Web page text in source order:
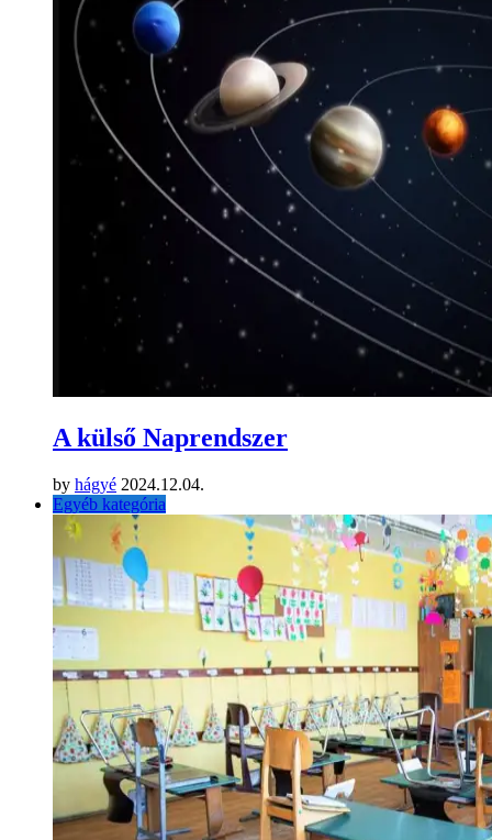
A külső Naprendszer
by hágyé 2024.12.04.
Egyéb kategória